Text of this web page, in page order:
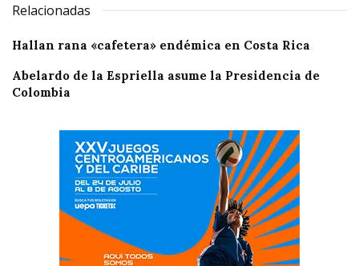
Relacionadas
Hallan rana «cafetera» endémica en Costa Rica
Abelardo de la Espriella asume la Presidencia de
Colombia